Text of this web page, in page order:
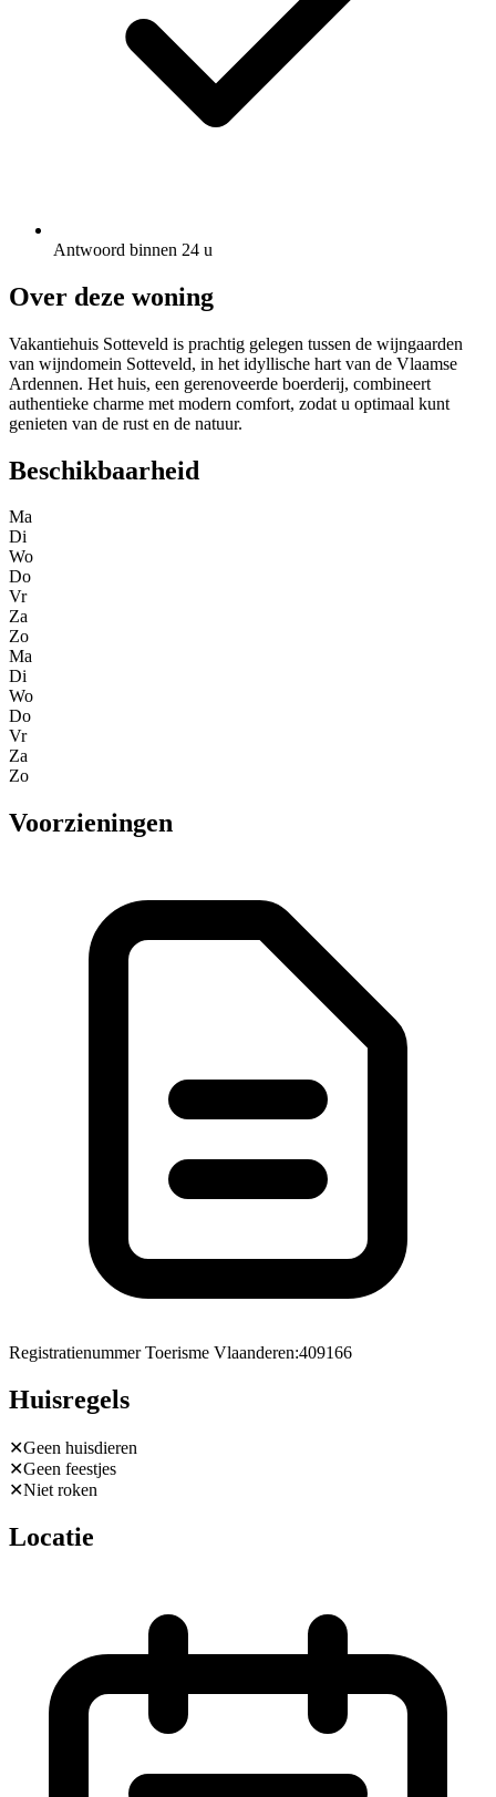
Antwoord binnen 24 u
Over deze woning
Vakantiehuis Sotteveld is prachtig gelegen tussen de wijngaarden
van wijndomein Sotteveld, in het idyllische hart van de Vlaamse
Ardennen. Het huis, een gerenoveerde boerderij, combineert
authentieke charme met modern comfort, zodat u optimaal kunt
genieten van de rust en de natuur.
Beschikbaarheid
Ma
Di
Wo
Do
Vr
Za
Zo
Ma
Di
Wo
Do
Vr
Za
Zo
Voorzieningen
Registratienummer Toerisme Vlaanderen:409166
Huisregels
✕Geen huisdieren
✕Geen feestjes
✕Niet roken
Locatie